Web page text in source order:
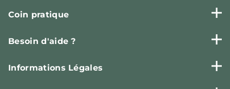
Coin pratique
Besoin d'aide ?
Informations Légales